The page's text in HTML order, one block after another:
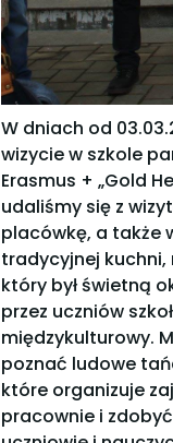
W dniach od
wizycie w szkole
Erasmus + „Gold
udaliśmy się z
placówkę, a także
tradycyjnej
który był świetną
przez uczniów
międzykulturowy.
poznać ludowe
które organizuje
pracownie i